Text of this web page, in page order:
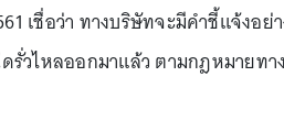
เชื่อว่า ทางบริษัทจะมีคำชี้แจ้งอย่
รั่วไหลออกมาแล้ว ตามกฎหมายทา